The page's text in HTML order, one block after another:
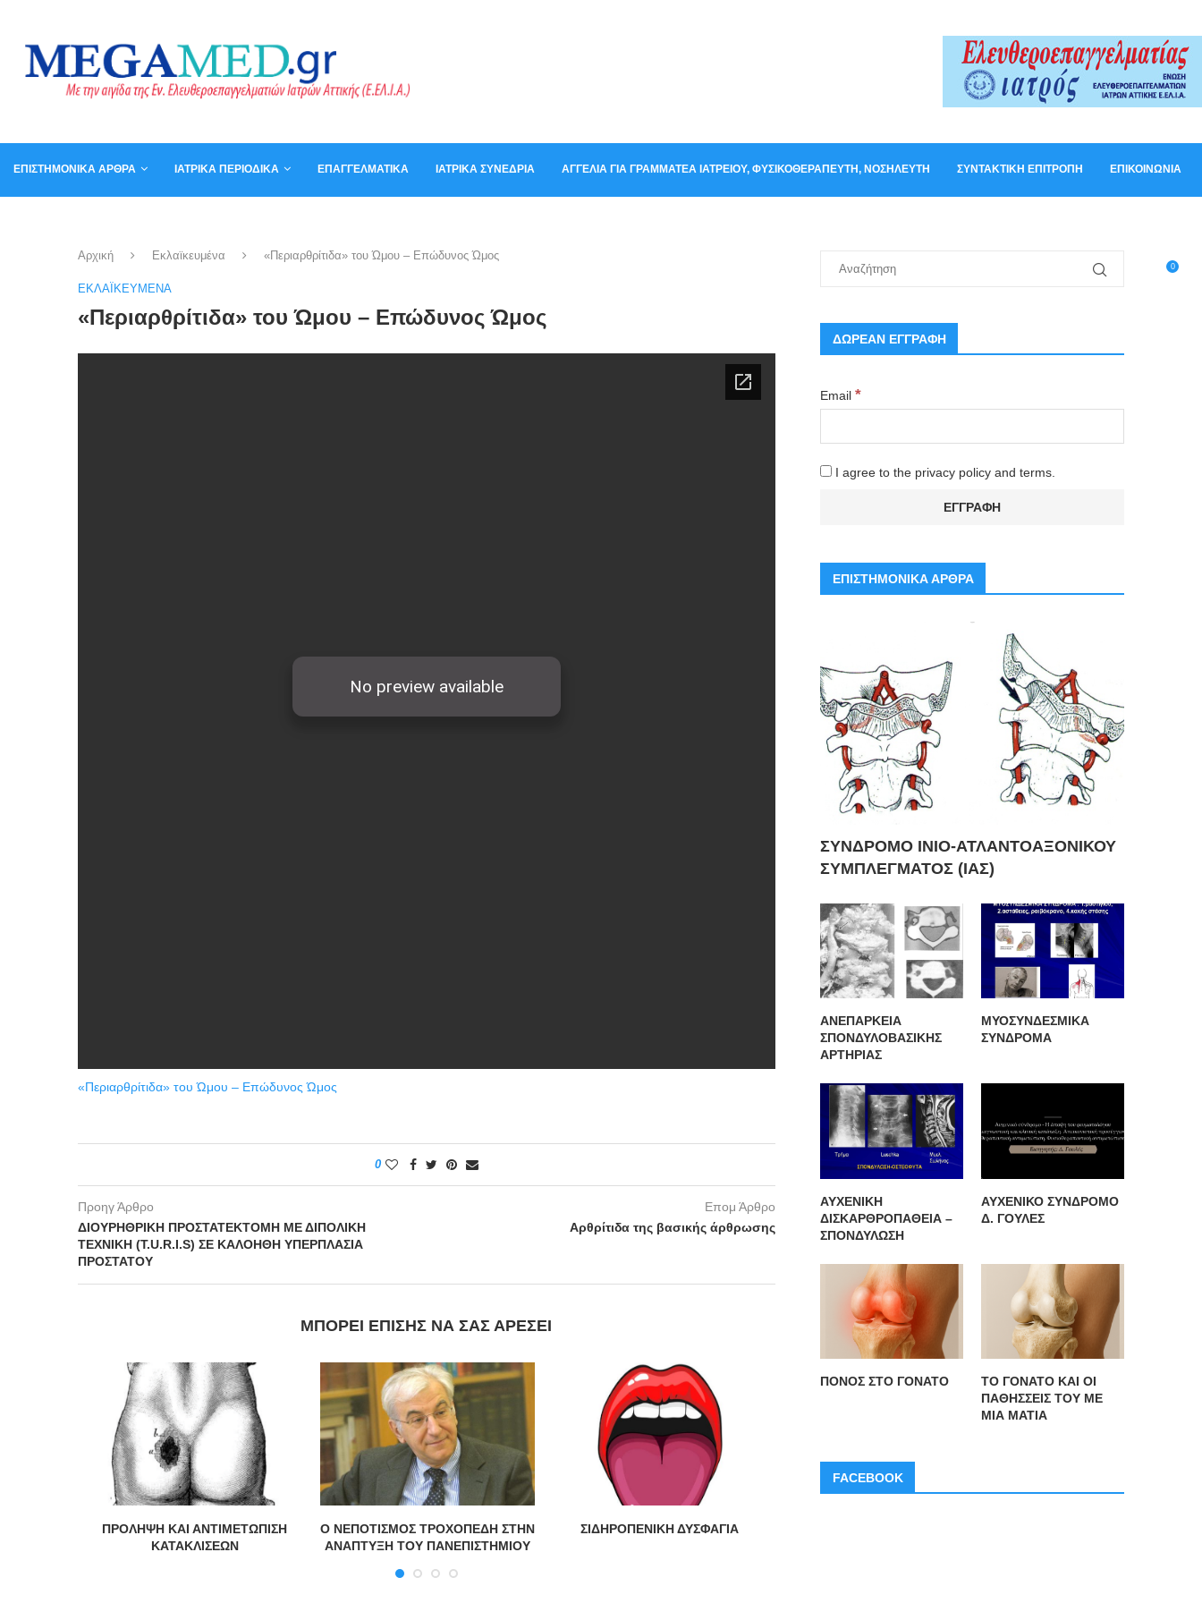
ΕΠΙΣΤΗΜΟΝΙΚΆ ΆΡΘΡΑ ΙΑΤΡΙΚΆ ΠΕΡΙΟΔΙΚΆ ΕΠΑΓΓΕΛΜΑΤΙΚΆ ΙΑΤΡΙΚΆ ΣΥΝΈΔΡΙΑ ΑΓΓΕΛΊΑ ΓΙΑ ΓΡΑΜΜΑΤΈΑ ΙΑΤΡΕΊΟΥ, ΦΥΣΙΚΟΘΕΡΑΠΕΥΤΉ, ΝΟΣΗΛΕΥΤΉ ΣΥΝΤΑΚΤΙΚΉ ΕΠΙΤΡΟΠΉ ΕΠΙΚΟΙΝΩΝΊΑ
0
Αρχική Εκλαϊκευμένα «Περιαρθρίτιδα» του Ώμου – Επώδυνος Ώμος
ΕΚΛΑΪΚΕΥΜΈΝΑ
«Περιαρθρίτιδα» του Ώμου – Επώδυνος Ώμος
«Περιαρθρίτιδα» του Ώμου – Επώδυνος Ώμος
0
Προηγ Άρθρο
ΔΙΟΥΡΗΘΡΙΚΗ ΠΡΟΣΤΑΤΕΚΤΟΜΗ ΜΕ ΔΙΠΟΛΙΚΗ
ΤΕΧΝΙΚΗ (T.U.R.I.S) ΣΕ ΚΑΛΟΗΘΗ ΥΠΕΡΠΛΑΣΙΑ
ΠΡΟΣΤΑΤΟΥ
Επομ Άρθρο
Αρθρίτιδα της βασικής άρθρωσης
ΜΠΟΡΕΊ ΕΠΊΣΗΣ ΝΑ ΣΑΣ ΑΡΈΣΕΙ
ΠΡΟΛΗΨΗ ΚΑΙ ΑΝΤΙΜΕΤΩΠΙΣΗ
ΚΑΤΑΚΛΙΣΕΩΝ
Ο ΝΕΠΟΤΙΣΜΟΣ ΤΡΟΧΟΠΕΔΗ ΣΤΗΝ
ΑΝΑΠΤΥΞΗ ΤΟΥ ΠΑΝΕΠΙΣΤΗΜΙΟΥ
ΣΙΔΗΡΟΠΕΝΙΚΗ ΔΥΣΦΑΓΙΑ
ΔΩΡΕΑΝ ΕΓΓΡΑΦΗ
Email *
I agree to the privacy policy and terms.
ΕΠΙΣΤΗΜΟΝΙΚΑ ΑΡΘΡΑ
ΣΥΝΔΡΟΜΟ ΙΝΙΟ-ΑΤΛΑΝΤΟΑΞΟΝΙΚΟΥ
ΣΥΜΠΛΕΓΜΑΤΟΣ (ΙΑΣ)
ΑΝΕΠΑΡΚΕΙΑ
ΣΠΟΝΔΥΛΟΒΑΣΙΚΗΣ
ΑΡΤΗΡΙΑΣ
ΜΥΟΣΥΝΔΕΣΜΙΚΑ
ΣΥΝΔΡΟΜΑ
ΑΥΧΕΝΙΚΗ
ΔΙΣΚΑΡΘΡΟΠΑΘΕΙΑ –
ΣΠΟΝΔΥΛΩΣΗ
ΑΥΧΕΝΙΚΟ ΣΥΝΔΡΟΜΟ
Δ. ΓΟΥΛΕΣ
ΠΟΝΟΣ ΣΤΟ ΓΟΝΑΤΟ
ΤΟ ΓΟΝΑΤΟ ΚΑΙ ΟΙ
ΠΑΘΗΣΣΕΙΣ ΤΟΥ ΜΕ
ΜΙΑ ΜΑΤΙΑ
FACEBOOK